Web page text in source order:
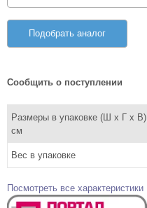
Подобрать аналог
Сообщить о поступлении
Размеры в упаковке (Ш x Г x В),
см
Вес в упаковке
Посмотреть все характеристики